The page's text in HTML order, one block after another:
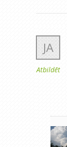
JA
Atbildēt